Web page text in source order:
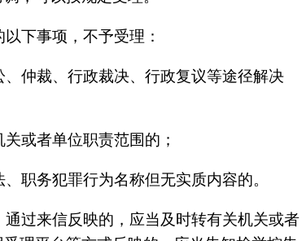
下事项，不予受理：
、仲裁、行政裁决、行政复议等途径解决
或者单位职责范围的；
职务犯罪行为名称但无实质内容的。
过来信反映的，应当及时转有关机关或者